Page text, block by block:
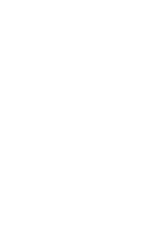
628C
688C
185
195F